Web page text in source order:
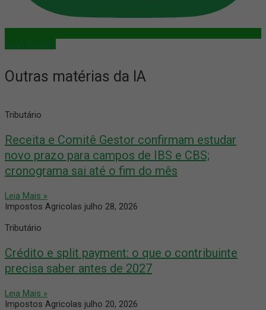
Outras matérias da IA
Tributário
Receita e Comitê Gestor confirmam estudar
novo prazo para campos de IBS e CBS;
cronograma sai até o fim do mês
Leia Mais »
Impostos Agricolas julho 28, 2026
Tributário
Crédito e split payment: o que o contribuinte
precisa saber antes de 2027
Leia Mais »
Impostos Agricolas julho 20, 2026